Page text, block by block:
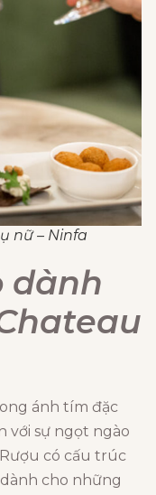
nữ – Ninfa
dành
ánh tím đặc
với sự ngọt ngào
có cấu trúc
cho những